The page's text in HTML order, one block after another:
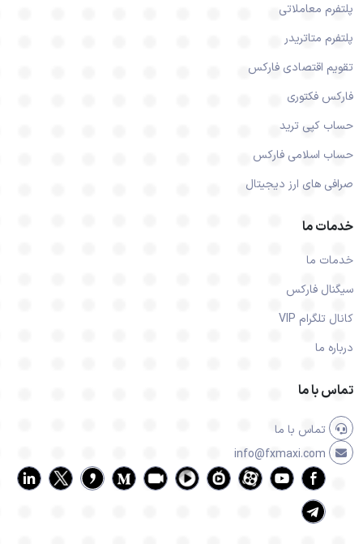
پلتفرم معاملاتی
پلتفرم متاتریدر
تقویم اقتصادی فارکس
فارکس فکتوری
حساب کپی ترید
حساب اسلامی فارکس
صرافی های ارز دیجیتال
خدمات ما
خدمات ما
سیگنال فارکس
کانال تلگرام VIP
درباره ما
تماس با ما
تماس با ما